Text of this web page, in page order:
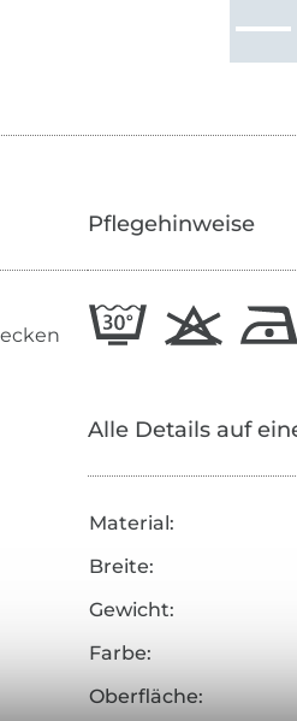
Pflegehinweise
Alle Details auf
Material:
Breite:
Gewicht:
Farbe:
Oberfläche: